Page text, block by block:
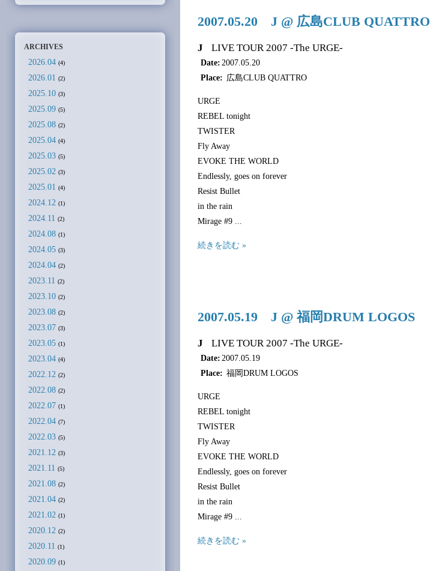
2007.05.20 J @ 広島CLUB QUATTRO
J LIVE TOUR 2007 -The URGE-
Date: 2007.05.20
Place: 広島CLUB QUATTRO
URGE
REBEL tonight
TWISTER
Fly Away
EVOKE THE WORLD
Endlessly, goes on forever
Resist Bullet
in the rain
Mirage #9 ...
続きを読む »
2007.05.19 J @ 福岡DRUM LOGOS
J LIVE TOUR 2007 -The URGE-
Date: 2007.05.19
Place: 福岡DRUM LOGOS
URGE
REBEL tonight
TWISTER
Fly Away
EVOKE THE WORLD
Endlessly, goes on forever
Resist Bullet
in the rain
Mirage #9 ...
続きを読む »
ARCHIVES
2026.04 (4)
2026.01 (2)
2025.10 (3)
2025.09 (5)
2025.08 (2)
2025.04 (4)
2025.03 (5)
2025.02 (3)
2025.01 (4)
2024.12 (1)
2024.11 (2)
2024.08 (1)
2024.05 (3)
2024.04 (2)
2023.11 (2)
2023.10 (2)
2023.08 (2)
2023.07 (3)
2023.05 (1)
2023.04 (4)
2022.12 (2)
2022.08 (2)
2022.07 (1)
2022.04 (7)
2022.03 (5)
2021.12 (3)
2021.11 (5)
2021.08 (2)
2021.04 (2)
2021.02 (1)
2020.12 (2)
2020.11 (1)
2020.09 (1)